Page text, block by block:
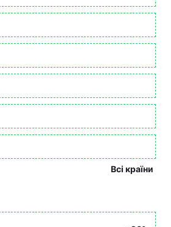
Всі країни